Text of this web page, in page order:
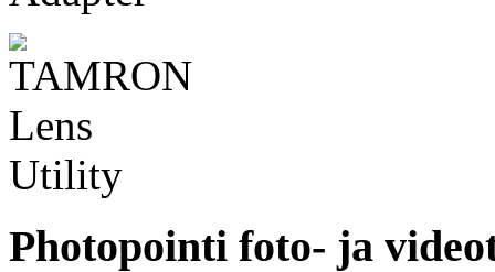
Photopointi foto- ja